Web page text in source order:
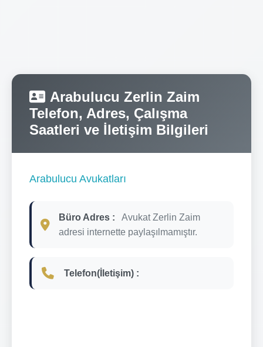
Arabulucu Zerlin Zaim
Telefon, Adres, Çalışma
Saatleri ve İletişim Bilgileri
Arabulucu Avukatları
Büro Adres :
Avukat Zerlin Zaim
adresi internette paylaşılmamıştır.
Telefon(İletişim) :